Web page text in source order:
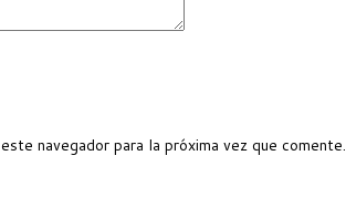
navegador para la próxima vez que comente.